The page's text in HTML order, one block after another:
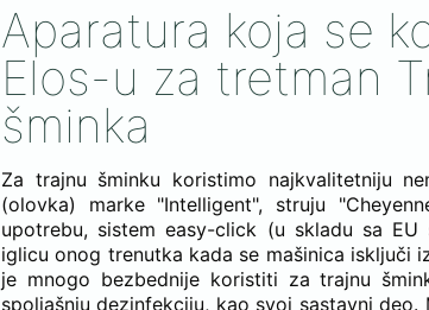
Aparatura koja se
Elos-u za tretman
šminka
Za trajnu šminku koristimo najkvalitetniju
(olovka) marke "Intelligent", struju
upotrebu, sistem easy-click (u skladu sa EU
iglicu onog trenutka kada se mašinica isključi
je mnogo bezbednije koristiti za trajnu
spoljašnju dezinfekciju, kao svoj sastavni deo.